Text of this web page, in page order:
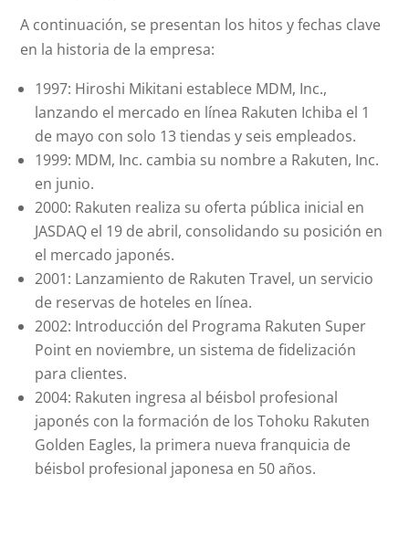
A continuación, se presentan los hitos y fechas clave
en la historia de la empresa:
1997: Hiroshi Mikitani establece MDM, Inc.,
lanzando el mercado en línea Rakuten Ichiba el 1
de mayo con solo 13 tiendas y seis empleados.
1999: MDM, Inc. cambia su nombre a Rakuten, Inc.
en junio.
2000: Rakuten realiza su oferta pública inicial en
JASDAQ el 19 de abril, consolidando su posición en
el mercado japonés.
2001: Lanzamiento de Rakuten Travel, un servicio
de reservas de hoteles en línea.
2002: Introducción del Programa Rakuten Super
Point en noviembre, un sistema de fidelización
para clientes.
2004: Rakuten ingresa al béisbol profesional
japonés con la formación de los Tohoku Rakuten
Golden Eagles, la primera nueva franquicia de
béisbol profesional japonesa en 50 años.